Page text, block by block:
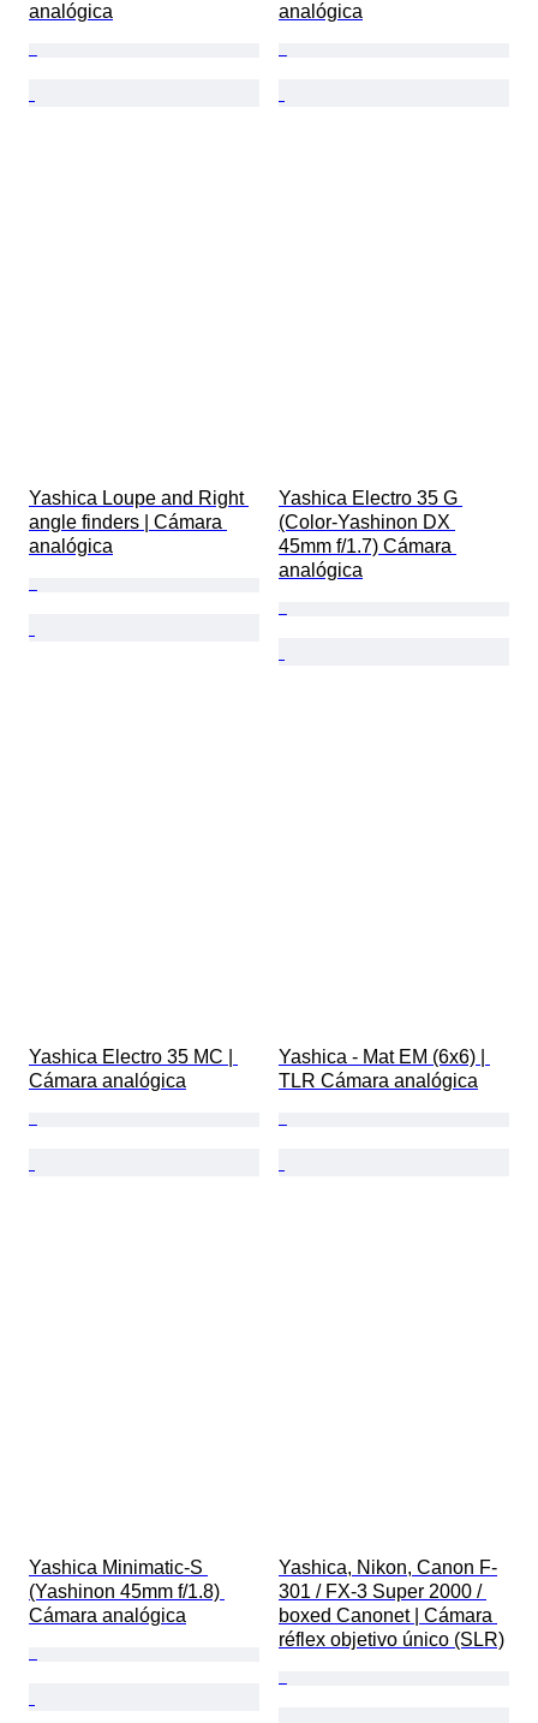
analógica
analógica
Yashica Loupe and Right
angle finders | Cámara
analógica
Yashica Electro 35 G
(Color-Yashinon DX
45mm f/1.7) Cámara
analógica
Yashica Electro 35 MC |
Cámara analógica
Yashica - Mat EM (6x6) |
TLR Cámara analógica
Yashica Minimatic-S
(Yashinon 45mm f/1.8)
Cámara analógica
Yashica, Nikon, Canon F-
301 / FX-3 Super 2000 /
boxed Canonet | Cámara
réflex objetivo único (SLR)